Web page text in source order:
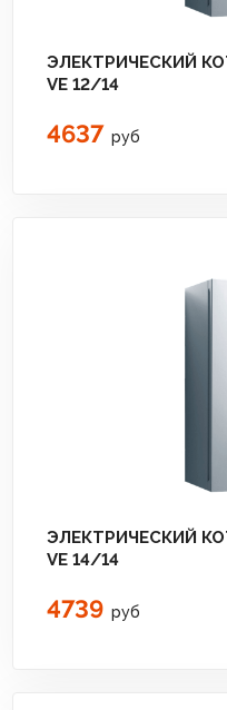
ЭЛЕКТРИЧЕСКИЙ
VE 12/14
4637 руб
ЭЛЕКТРИЧЕСКИЙ
VE 14/14
4739 руб